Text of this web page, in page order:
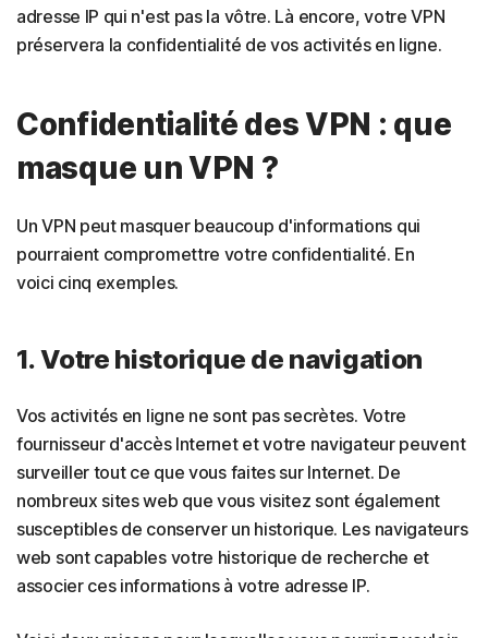
adresse IP qui n'est pas la vôtre. Là encore, votre VPN
préservera la confidentialité de vos activités en ligne.
Confidentialité des VPN : que
masque un VPN ?
Un VPN peut masquer beaucoup d'informations qui
pourraient compromettre votre confidentialité. En
voici cinq exemples.
1. Votre historique de navigation
Vos activités en ligne ne sont pas secrètes. Votre
fournisseur d'accès Internet et votre navigateur peuvent
surveiller tout ce que vous faites sur Internet. De
nombreux sites web que vous visitez sont également
susceptibles de conserver un historique. Les navigateurs
web sont capables votre historique de recherche et
associer ces informations à votre adresse IP.